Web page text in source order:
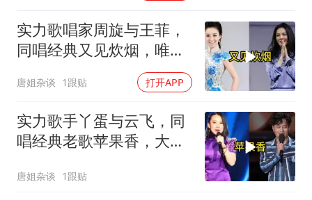
实力歌唱家周旋与王菲，
同唱经典又见炊烟，唯美
唐姐杂谈 1跟贴 打开APP
实力歌手丫蛋与云飞，同
唱经典老歌苹果香，大气
唐姐杂谈 1跟贴